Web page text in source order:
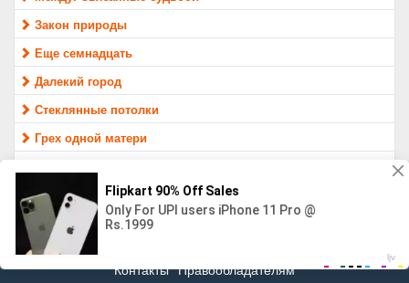
Закон природы
Еще семнадцать
Далекий город
Стеклянные потолки
Грех одной матери
Защитник
МАТЕРИАЛ ПРЕДОСТАВЛЕН ТОЛЬКО ДЛЯ ОЗНАКОМЛЕНИЯ,
Контакты Правообладателям